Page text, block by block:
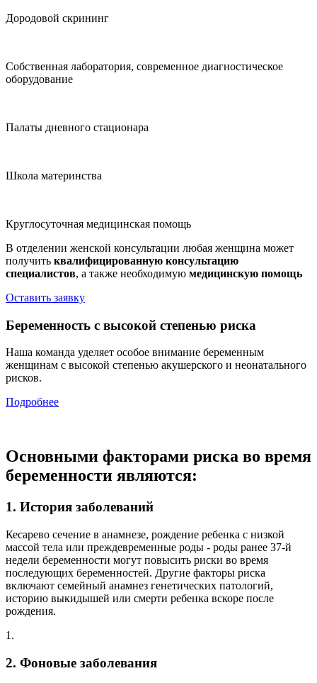
Дородовой скрининг
Собственная лаборатория, современное диагностическое
оборудование
Палаты дневного стационара
Школа материнства
Круглосуточная медицинская помощь
В отделении женской консультации любая женщина может
получить квалифицированную консультацию
специалистов, а также необходимую медицинскую помощь
Оставить заявку
Беременность с высокой степенью риска
Наша команда уделяет особое внимание беременным
женщинам с высокой степенью акушерского и неонатального
рисков.
Подробнее
Основными факторами риска во время
беременности являются:
1. История заболеваний
Кесарево сечение в анамнезе, рождение ребенка с низкой
массой тела или преждевременные роды - роды ранее 37-й
недели беременности могут повысить риски во время
последующих беременностей. Другие факторы риска
включают семейный анамнез генетических патологий,
историю выкидышей или смерти ребенка вскоре после
рождения.
1.
2. Фоновые заболевания